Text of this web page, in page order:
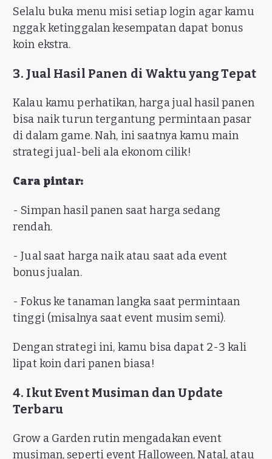
Selalu buka menu misi setiap login agar kamu
nggak ketinggalan kesempatan dapat bonus
koin ekstra.
3. Jual Hasil Panen di Waktu yang Tepat
Kalau kamu perhatikan, harga jual hasil panen
bisa naik turun tergantung permintaan pasar
di dalam game. Nah, ini saatnya kamu main
strategi jual-beli ala ekonom cilik!
Cara pintar:
- Simpan hasil panen saat harga sedang
rendah.
- Jual saat harga naik atau saat ada event
bonus jualan.
- Fokus ke tanaman langka saat permintaan
tinggi (misalnya saat event musim semi).
Dengan strategi ini, kamu bisa dapat 2-3 kali
lipat koin dari panen biasa!
4. Ikut Event Musiman dan Update
Terbaru
Grow a Garden rutin mengadakan event
musiman, seperti event Halloween, Natal, atau